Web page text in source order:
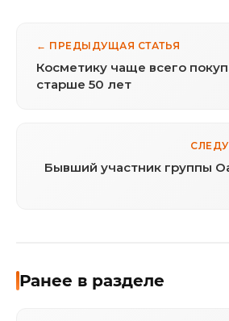
← ПРЕДЫДУЩАЯ СТАТЬЯ
Косметику чаще всего
старше 50 лет
Бывший участник группы
Ранее в разделе